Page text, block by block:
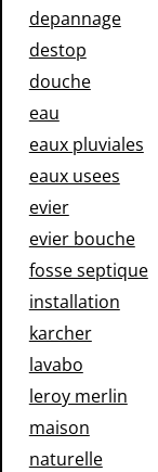
depannage
destop
douche
eau
eaux pluviales
eaux usees
evier
evier bouche
fosse septique
installation
karcher
lavabo
leroy merlin
maison
naturelle